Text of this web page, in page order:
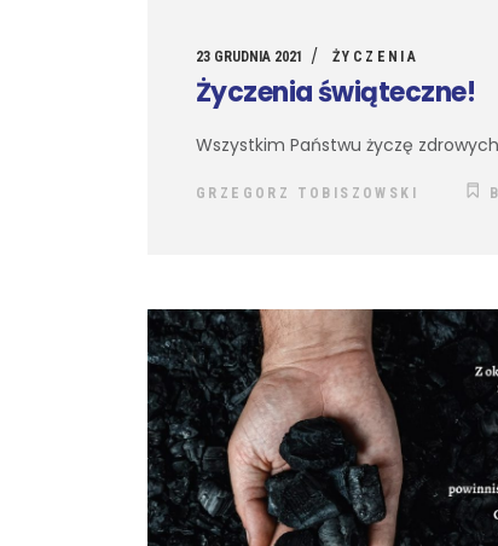
23 GRUDNIA 2021 ŻYCZENIA
Życzenia świąteczne!
Wszystkim Państwu życzę
GRZEGORZ TOBISZOWSKI